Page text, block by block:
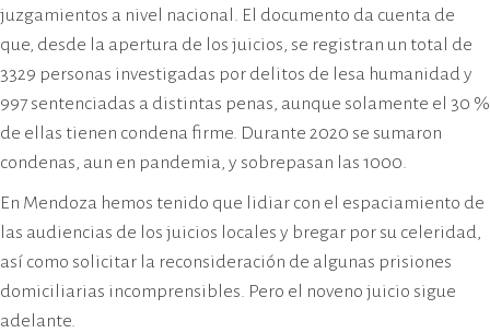
juzgamientos a nivel nacional. El documento da cuenta de
que, desde la apertura de los juicios, se registran un total de
3329 personas investigadas por delitos de lesa humanidad y
997 sentenciadas a distintas penas, aunque solamente el 30 %
de ellas tienen condena firme. Durante 2020 se sumaron
condenas, aun en pandemia, y sobrepasan las 1000.
En Mendoza hemos tenido que lidiar con el espaciamiento de
las audiencias de los juicios locales y bregar por su celeridad,
así como solicitar la reconsideración de algunas prisiones
domiciliarias incomprensibles. Pero el noveno juicio sigue
adelante.